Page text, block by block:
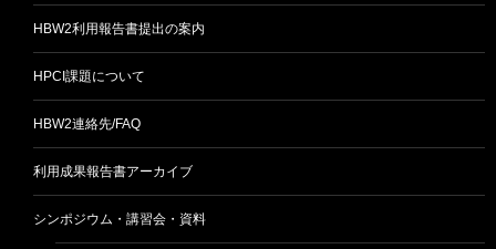
HBW2利用報告書提出の案内
HPCI課題について
HBW2連絡先/FAQ
利用成果報告書アーカイブ
シンポジウム・講習会・資料